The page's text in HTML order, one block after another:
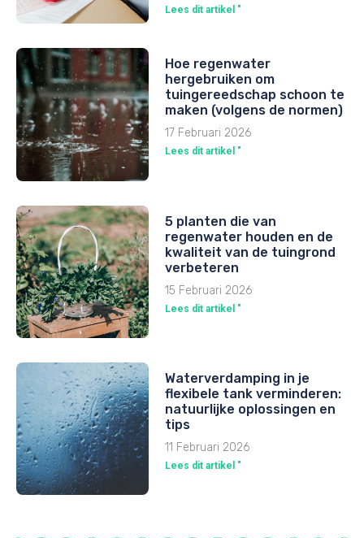
Lees dit artikel "
Hoe regenwater
hergebruiken om
tuingereedschap schoon te
maken (volgens de normen)
17 Februari 2026
Lees dit artikel "
5 planten die van
regenwater houden en de
kwaliteit van de tuingrond
verbeteren
15 Februari 2026
Lees dit artikel "
Waterverdamping in je
flexibele tank verminderen:
natuurlijke oplossingen en
tips
11 Februari 2026
Lees dit artikel "